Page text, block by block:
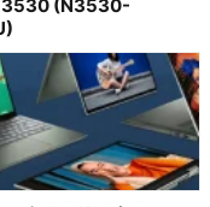
số quét 120Hz, độ
chói cho hình ảnh
i3-1305U (tốc độ
và SSD 512GB PCIe,
3530 (N3530-